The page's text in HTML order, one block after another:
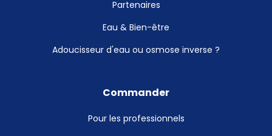
Partenaires
Eau & Bien-être
Adoucisseur d'eau ou osmose inverse ?
Commander
Pour les professionnels